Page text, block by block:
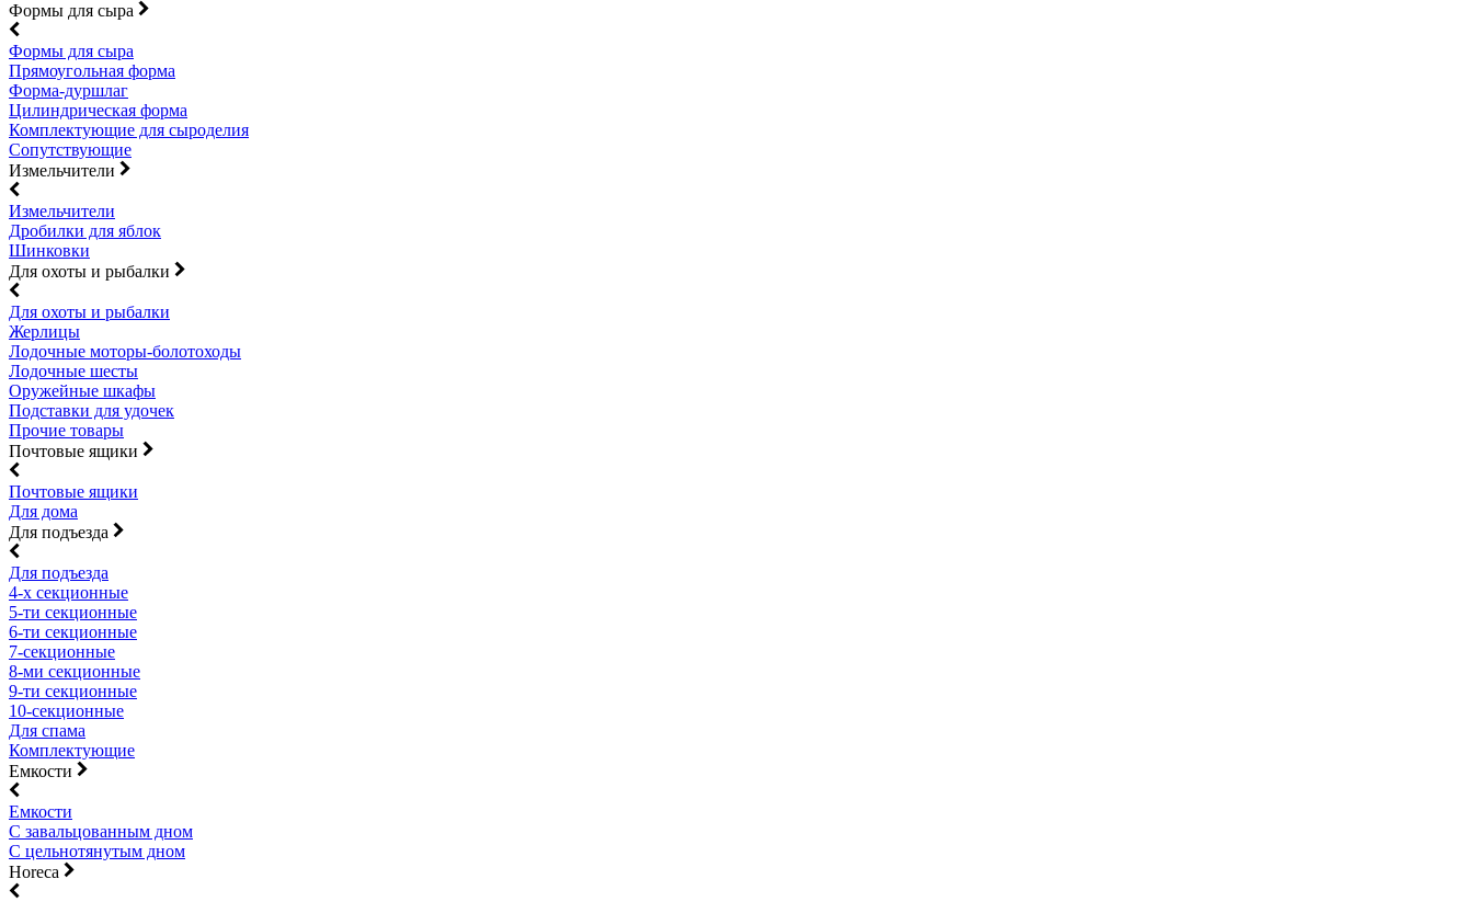
Формы для сыра
Формы для сыра
Прямоугольная форма
Форма-дуршлаг
Цилиндрическая форма
Комплектующие для сыроделия
Сопутствующие
Измельчители
Измельчители
Дробилки для яблок
Шинковки
Для охоты и рыбалки
Для охоты и рыбалки
Жерлицы
Лодочные моторы-болотоходы
Лодочные шесты
Оружейные шкафы
Подставки для удочек
Прочие товары
Почтовые ящики
Почтовые ящики
Для дома
Для подъезда
Для подъезда
4-х секционные
5-ти секционные
6-ти секционные
7-секционные
8-ми секционные
9-ти секционные
10-секционные
Для спама
Комплектующие
Емкости
Емкости
С завальцованным дном
С цельнотянутым дном
Horeca